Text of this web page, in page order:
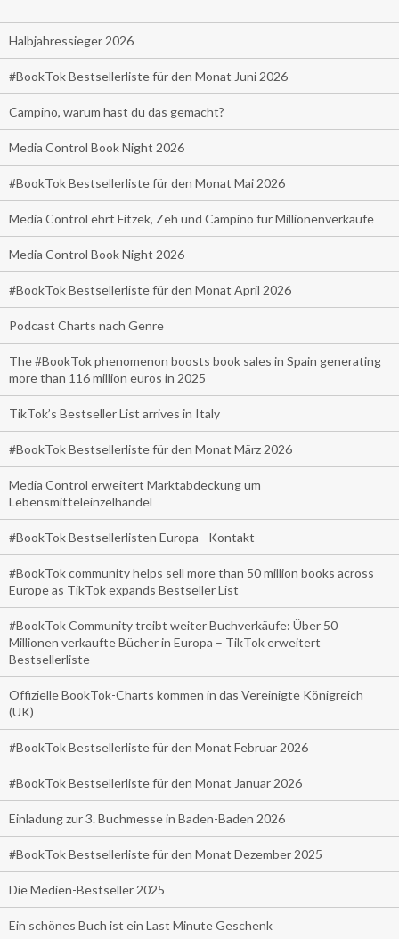
Halbjahressieger 2026
#BookTok Bestsellerliste für den Monat Juni 2026
Campino, warum hast du das gemacht?
Media Control Book Night 2026
#BookTok Bestsellerliste für den Monat Mai 2026
Media Control ehrt Fitzek, Zeh und Campino für Millionenverkäufe
Media Control Book Night 2026
#BookTok Bestsellerliste für den Monat April 2026
Podcast Charts nach Genre
The #BookTok phenomenon boosts book sales in Spain generating
more than 116 million euros in 2025
TikTok’s Bestseller List arrives in Italy
#BookTok Bestsellerliste für den Monat März 2026
Media Control erweitert Marktabdeckung um
Lebensmitteleinzelhandel
#BookTok Bestsellerlisten Europa - Kontakt
#BookTok community helps sell more than 50 million books across
Europe as TikTok expands Bestseller List
#BookTok Community treibt weiter Buchverkäufe: Über 50
Millionen verkaufte Bücher in Europa – TikTok erweitert
Bestsellerliste
Offizielle BookTok-Charts kommen in das Vereinigte Königreich
(UK)
#BookTok Bestsellerliste für den Monat Februar 2026
#BookTok Bestsellerliste für den Monat Januar 2026
Einladung zur 3. Buchmesse in Baden-Baden 2026
#BookTok Bestsellerliste für den Monat Dezember 2025
Die Medien-Bestseller 2025
Ein schönes Buch ist ein Last Minute Geschenk